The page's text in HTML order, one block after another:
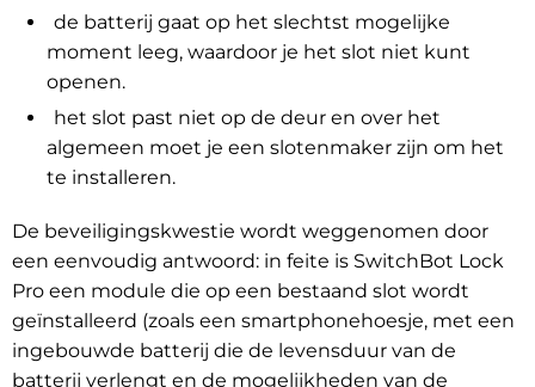
de batterij gaat op het slechtst mogelijke
moment leeg, waardoor je het slot niet kunt
openen.
het slot past niet op de deur en over het
algemeen moet je een slotenmaker zijn om het
te installeren.
De beveiligingskwestie wordt weggenomen door
een eenvoudig antwoord: in feite is SwitchBot Lock
Pro een module die op een bestaand slot wordt
geïnstalleerd (zoals een smartphonehoesje, met een
ingebouwde batterij die de levensduur van de
batterij verlengt en de mogelijkheden van de